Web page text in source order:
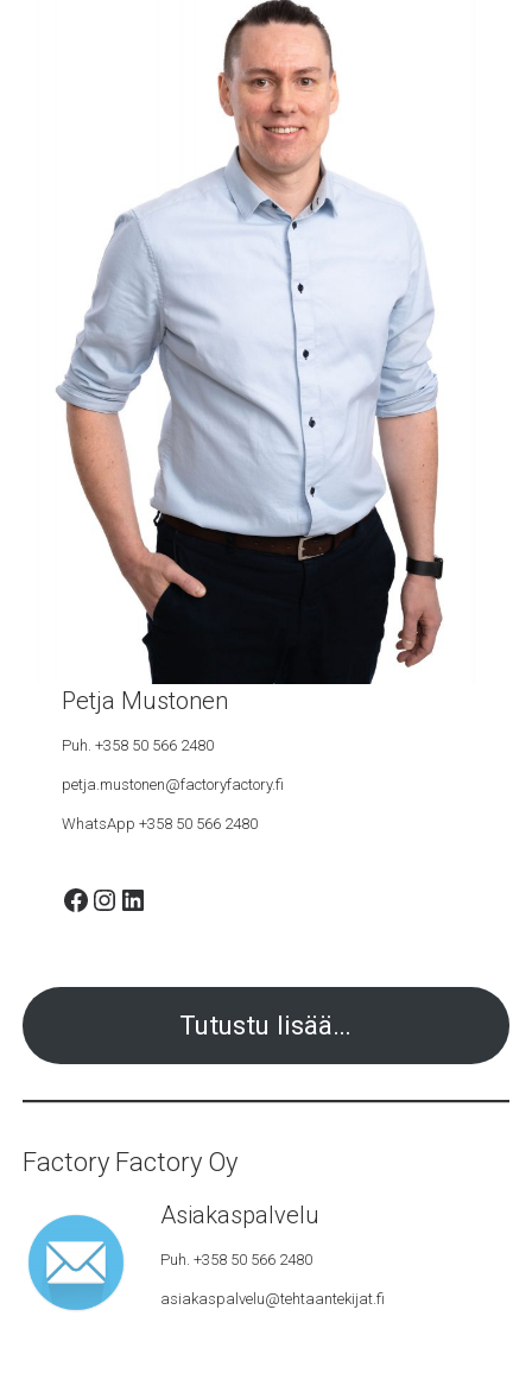
Petja Mustonen
Puh. +358 50 566 2480
petja.mustonen@factoryfactory.fi
WhatsApp +358 50 566 2480
Facebook Instagram LinkedIn
Tutustu lisää…
Factory Factory Oy
Asiakaspalvelu
Puh. +358 50 566 2480
asiakaspalvelu@tehtaantekijat.fi